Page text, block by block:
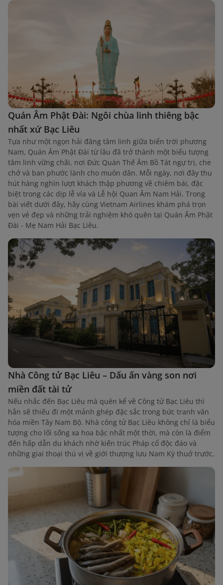
Quán Âm Phật Đài: Ngôi chùa linh thiêng bậc
nhất xứ Bạc Liêu
Tựa như một ngọn hải đăng tâm linh giữa biển trời phương
Nam, Quán Âm Phật Đài từ lâu đã trở thành một biểu tượng
tâm linh vững chãi, nơi Đức Quán Thế Âm Bồ Tát ngự trị, che
chở và ban phước lành cho muôn dân. Mỗi ngày, nơi đây thu
hút hàng nghìn lượt khách thập phương về chiêm bái, đặc
biệt trong các dịp lễ vía và Lễ hội Quan Âm Nam Hải. Trong
bài viết dưới đây, hãy cùng Vietnam Airlines khám phá trọn
vẹn vẻ đẹp và những trải nghiệm khó quên tại Quán Âm Phật
Đài - Mẹ Nam Hải Bạc Liêu.
Nhà Công tử Bạc Liêu – Dấu ấn vàng son nơi
miền đất tài tử
Nếu nhắc đến Bạc Liêu mà quên kể về Công tử Bạc Liêu thì
hẳn sẽ thiếu đi một mảnh ghép đặc sắc trong bức tranh văn
hóa miền Tây Nam Bộ. Nhà công tử Bạc Liêu không chỉ là biểu
tượng cho lối sống xa hoa bậc nhất một thời, mà còn là điểm
đến hấp dẫn du khách nhờ kiến trúc Pháp cổ độc đáo và
những giai thoại thú vị về giới thượng lưu Nam Kỳ thuở trước.